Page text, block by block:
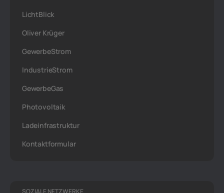
LichtBlick
Oliver Krüger
GewerbeStrom
IndustrieStrom
GewerbeGas
Photovoltaik
Ladeinfrastruktur
Kontaktformular
SOZIALE NETZWERKE